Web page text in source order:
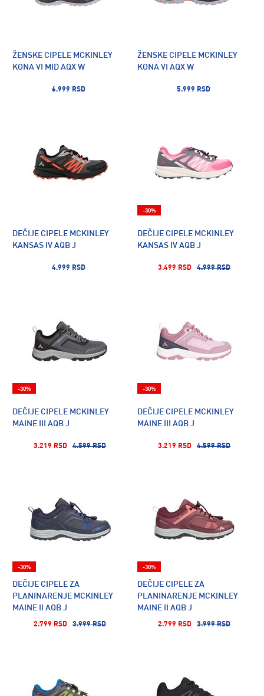
ŽENSKE CIPELE MCKINLEY
KONA VI MID AQX W
6.999 RSD
ŽENSKE CIPELE MCKINLEY
KONA VI AQX W
5.999 RSD
DEČIJE CIPELE MCKINLEY
KANSAS IV AQB J
4.999 RSD
DEČIJE CIPELE MCKINLEY
KANSAS IV AQB J
3.499 RSD 4.999 RSD
-30%
DEČIJE CIPELE MCKINLEY
MAINE III AQB J
3.219 RSD 4.599 RSD
-30%
DEČIJE CIPELE MCKINLEY
MAINE III AQB J
3.219 RSD 4.599 RSD
-30%
DEČIJE CIPELE ZA
PLANINARENJE MCKINLEY
MAINE II AQB J
2.799 RSD 3.999 RSD
-30%
DEČIJE CIPELE ZA
PLANINARENJE MCKINLEY
MAINE II AQB J
2.799 RSD 3.999 RSD
-30%